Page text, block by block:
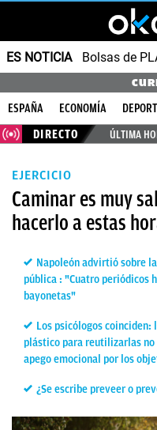
ES NOTICIA Bolsas de
ESPAÑA ECONOMÍA
DIRECTO
ÚLTIMA
EJERCICIO
Caminar es muy
hacerlo a estas
Napoleón advirtió sobre
pública : "Cuatro periódicos
bayonetas"
Los psicólogos coinciden:
plástico para reutilizarlas no
apego emocional por los
¿Se escribe preveer o